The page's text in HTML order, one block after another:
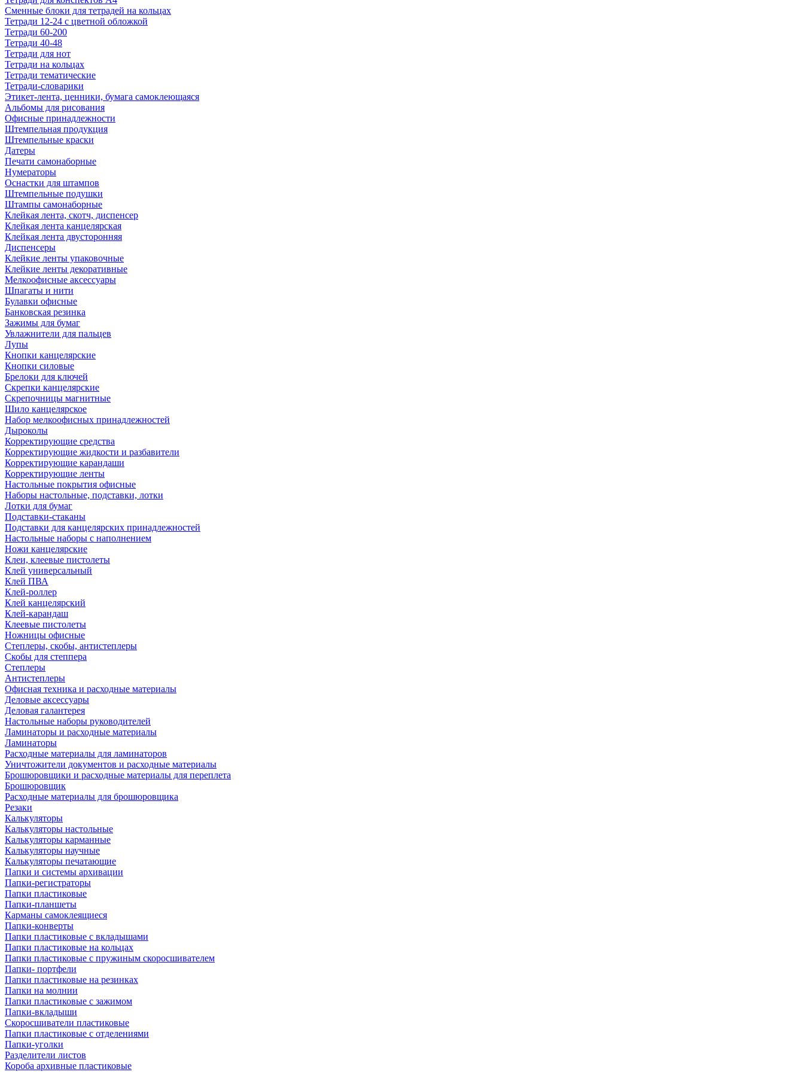
Сменные блоки для тетрадей на кольцах
Тетради 12-24 с цветной обложкой
Тетради 60-200
Тетради 40-48
Тетради для нот
Тетради на кольцах
Тетради тематические
Тетради-словарики
Этикет-лента, ценники, бумага самоклеющаяся
Альбомы для рисования
Офисные принадлежности
Штемпельная продукция
Штемпельные краски
Датеры
Печати самонаборные
Нумераторы
Оснастки для штампов
Штемпельные подушки
Штампы самонаборные
Клейкая лента, скотч, диспенсер
Клейкая лента канцелярская
Клейкая лента двусторонняя
Диспенсеры
Клейкие ленты упаковочные
Клейкие ленты декоративные
Мелкоофисные аксессуары
Шпагаты и нити
Булавки офисные
Банковская резинка
Зажимы для бумаг
Увлажнители для пальцев
Лупы
Кнопки канцелярские
Кнопки силовые
Брелоки для ключей
Скрепки канцелярские
Скрепочницы магнитные
Шило канцелярское
Набор мелкоофисных принадлежностей
Дыроколы
Корректирующие средства
Корректирующие жидкости и разбавители
Корректирующие карандаши
Корректирующие ленты
Настольные покрытия офисные
Наборы настольные, подставки, лотки
Лотки для бумаг
Подставки-стаканы
Подставки для канцелярских принадлежностей
Настольные наборы с наполнением
Ножи канцелярские
Клеи, клеевые пистолеты
Клей универсальный
Клей ПВА
Клей-роллер
Клей канцелярский
Клей-карандаш
Клеевые пистолеты
Ножницы офисные
Степлеры, скобы, антистеплеры
Скобы для степпера
Степлеры
Антистеплеры
Офисная техника и расходные материалы
Деловые аксессуары
Деловая галантерея
Настольные наборы руководителей
Ламинаторы и расходные материалы
Ламинаторы
Расходные материалы для ламинаторов
Уничтожители документов и расходные материалы
Брошюровщики и расходные материалы для переплета
Брошюровщик
Расходные материалы для брошюровщика
Резаки
Калькуляторы
Калькуляторы настольные
Калькуляторы карманные
Калькуляторы научные
Калькуляторы печатающие
Папки и системы архивации
Папки-регистраторы
Папки пластиковые
Папки-планшеты
Карманы самоклеящиеся
Папки-конверты
Папки пластиковые с вкладышами
Папки пластиковые на кольцах
Папки пластиковые с пружиным скоросшивателем
Папки- портфели
Папки пластиковые на резинках
Папки на молнии
Папки пластиковые с зажимом
Папки-вкладыши
Скоросшиватели пластиковые
Папки пластиковые с отделениями
Папки-уголки
Разделители листов
Короба архивные пластиковые